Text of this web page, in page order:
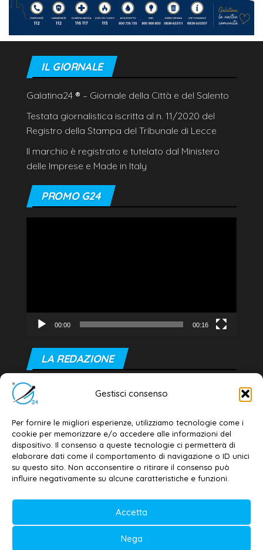
Gestisci consenso
Per fornire le migliori esperienze, utilizziamo tecnologie come i
cookie per memorizzare e/o accedere alle informazioni del
dispositivo. Il consenso a queste tecnologie ci permetterà di
elaborare dati come il comportamento di navigazione o ID unici
su questo sito. Non acconsentire o ritirare il consenso può
influire negativamente su alcune caratteristiche e funzioni.
Accetta
Nega
IL GIORNALE
Galatina24 ® – Giornale della Città e del Salento
Testata giornalistica iscritta al n. 11/2020 del
Registro della Stampa del Tribunale di Lecce
Il marchio è registrato e tutelato dal Ministero
delle Imprese e Made in Italy
PROMO G24
00:00 00:16
LA REDAZIONE
Editore e direttore responsabile:
Dott. Daniele G. Masciullo
Email: redazione@galatina24.it
Contatti –Disclaimer
Privacy policy –Cookie policy
Testata iscritta al n. 11/2020 Registro della
Stampa Tribunale di Lecce